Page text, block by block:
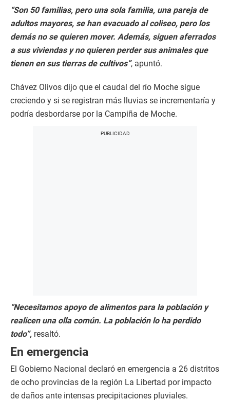
“Son 50 familias, pero una sola familia, una pareja de
adultos mayores, se han evacuado al coliseo, pero los
demás no se quieren mover. Además, siguen aferrados
a sus viviendas y no quieren perder sus animales que
tienen en sus tierras de cultivos”, apuntó.
Chávez Olivos dijo que el caudal del río Moche sigue
creciendo y si se registran más lluvias se incrementaría y
podría desbordarse por la Campiña de Moche.
“Necesitamos apoyo de alimentos para la población y
realicen una olla común. La población lo ha perdido
todo”, resaltó.
En emergencia
El Gobierno Nacional declaró en emergencia a 26 distritos
de ocho provincias de la región La Libertad por impacto
de daños ante intensas precipitaciones pluviales.